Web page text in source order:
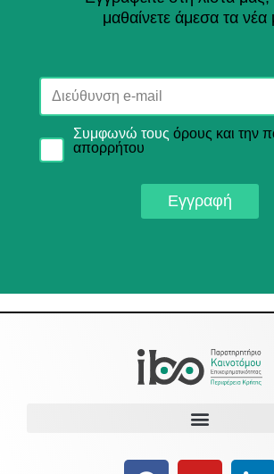
μαθαίνετε άμεσα τα νέα
Συμφωνώ τους όρους και την
απορρήτου
Εγγραφή